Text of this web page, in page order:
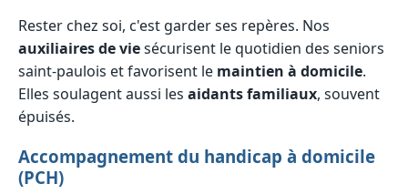
Rester chez soi, c'est garder ses repères. Nos
auxiliaires de viesécurisent le quotidien des seniors
saint-paulois et favorisent le maintien à domicile.
Elles soulagent aussi les aidants familiaux, souvent
épuisés.
Accompagnement du handicap à domicile
(PCH)